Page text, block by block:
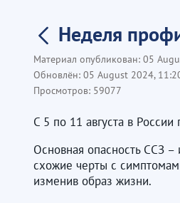
Неделя
Материал опубликован: 05
Обновлён: 05 August 2024,
Просмотров: 59077
С 5 по 11 августа в
Основная опасность ССЗ –
схожие черты с
изменив образ жизни.